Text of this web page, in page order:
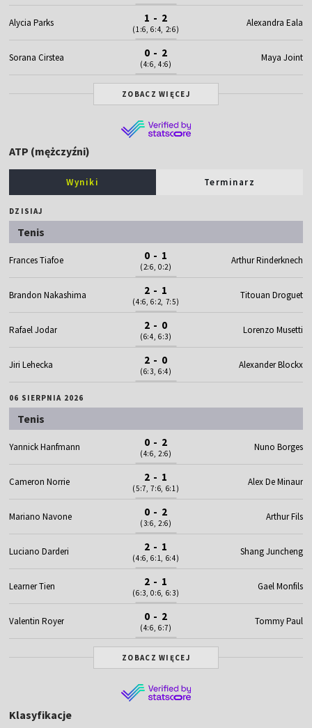
Alycia Parks 1 - 2
(1:6, 6:4, 2:6)
Alexandra Eala
Sorana Cirstea 0 - 2
(4:6, 4:6)
Maya Joint
ZOBACZ WIĘCEJ
ATP (mężczyźni)
Wyniki Terminarz
DZISIAJ
Tenis
Frances Tiafoe 0 - 1
(2:6, 0:2)
Arthur Rinderknech
Brandon Nakashima 2 - 1
(4:6, 6:2, 7:5)
Titouan Droguet
Rafael Jodar 2 - 0
(6:4, 6:3)
Lorenzo Musetti
Jiri Lehecka 2 - 0
(6:3, 6:4)
Alexander Blockx
06 SIERPNIA 2026
Tenis
Yannick Hanfmann 0 - 2
(4:6, 2:6)
Nuno Borges
Cameron Norrie 2 - 1
(5:7, 7:6, 6:1)
Alex De Minaur
Mariano Navone 0 - 2
(3:6, 2:6)
Arthur Fils
Luciano Darderi 2 - 1
(4:6, 6:1, 6:4)
Shang Juncheng
Learner Tien 2 - 1
(6:3, 0:6, 6:3)
Gael Monfils
Valentin Royer 0 - 2
(4:6, 6:7)
Tommy Paul
ZOBACZ WIĘCEJ
Klasyfikacje